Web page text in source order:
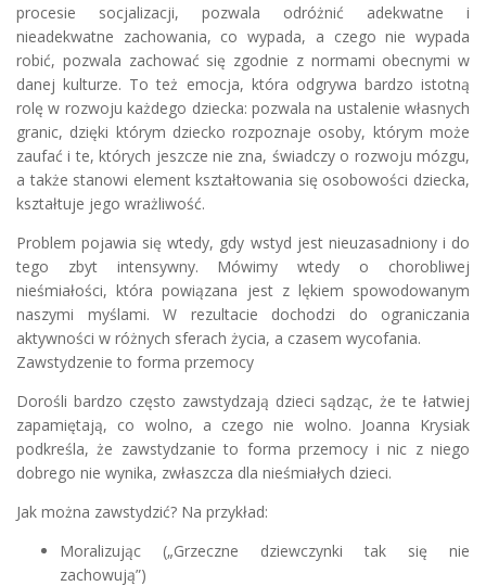
procesie socjalizacji, pozwala odróżnić adekwatne i
nieadekwatne zachowania, co wypada, a czego nie wypada
robić, pozwala zachować się zgodnie z normami obecnymi w
danej kulturze. To też emocja, która odgrywa bardzo istotną
rolę w rozwoju każdego dziecka: pozwala na ustalenie własnych
granic, dzięki którym dziecko rozpoznaje osoby, którym może
zaufać i te, których jeszcze nie zna, świadczy o rozwoju mózgu,
a także stanowi element kształtowania się osobowości dziecka,
kształtuje jego wrażliwość.
Problem pojawia się wtedy, gdy wstyd jest nieuzasadniony i do
tego zbyt intensywny. Mówimy wtedy o chorobliwej
nieśmiałości, która powiązana jest z lękiem spowodowanym
naszymi myślami. W rezultacie dochodzi do ograniczania
aktywności w różnych sferach życia, a czasem wycofania.
Zawstydzenie to forma przemocy
Dorośli bardzo często zawstydzają dzieci sądząc, że te łatwiej
zapamiętają, co wolno, a czego nie wolno. Joanna Krysiak
podkreśla, że zawstydzanie to forma przemocy i nic z niego
dobrego nie wynika, zwłaszcza dla nieśmiałych dzieci.
Jak można zawstydzić? Na przykład:
Moralizując („Grzeczne dziewczynki tak się nie
zachowują”)